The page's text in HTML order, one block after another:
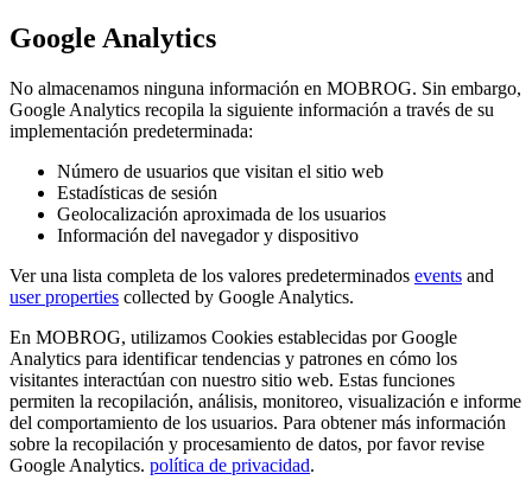
Google Analytics
No almacenamos ninguna información en MOBROG. Sin embargo,
Google Analytics recopila la siguiente información a través de su
implementación predeterminada:
Número de usuarios que visitan el sitio web
Estadísticas de sesión
Geolocalización aproximada de los usuarios
Información del navegador y dispositivo
Ver una lista completa de los valores predeterminados events and
user properties collected by Google Analytics.
En MOBROG, utilizamos Cookies establecidas por Google
Analytics para identificar tendencias y patrones en cómo los
visitantes interactúan con nuestro sitio web. Estas funciones
permiten la recopilación, análisis, monitoreo, visualización e informe
del comportamiento de los usuarios. Para obtener más información
sobre la recopilación y procesamiento de datos, por favor revise
Google Analytics. política de privacidad.